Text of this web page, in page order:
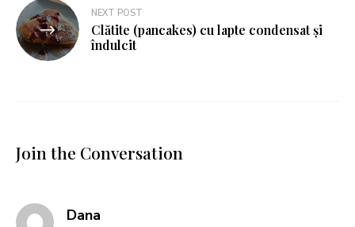
NEXT POST
Clătite (pancakes) cu lapte condensat și
îndulcit
Join the Conversation
Dana